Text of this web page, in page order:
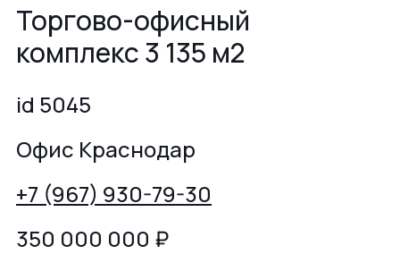
Торгово-офисный
комплекс 3 135 м2
id 5045
Офис Краснодар
+7 (967) 930-79-30
350 000 000 ₽